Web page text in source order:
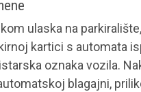
ulaska na
kartici s automata
oznaka vozila.
blagajni,